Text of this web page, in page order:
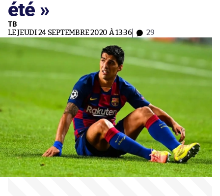
été »
TB
LE JEUDI 24 SEPTEMBRE 2020 À 13:36 29